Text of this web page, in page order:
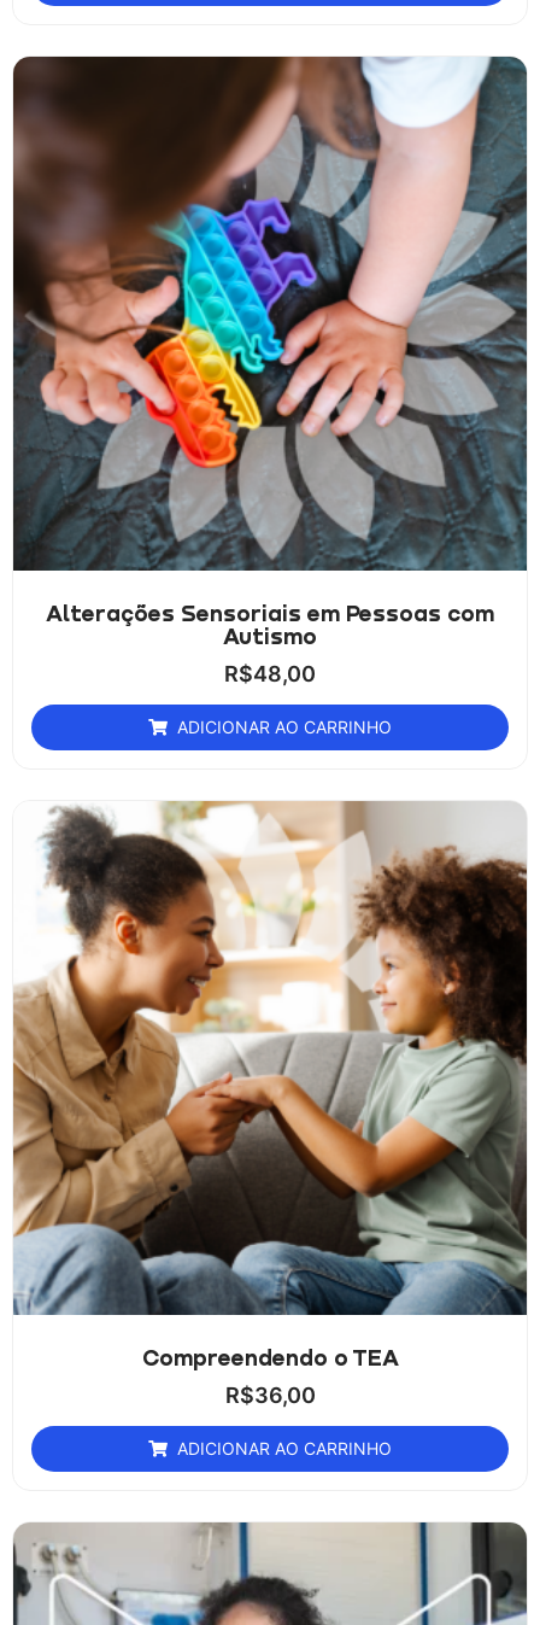
Alterações Sensoriais em Pessoas com
Autismo
R$48,00
ADICIONAR AO CARRINHO
Compreendendo o TEA
R$36,00
ADICIONAR AO CARRINHO